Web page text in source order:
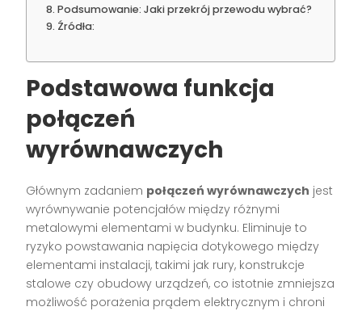
Podsumowanie: Jaki przekrój przewodu wybrać?
Źródła:
Podstawowa funkcja
połączeń
wyrównawczych
Głównym zadaniem połączeń wyrównawczych jest
wyrównywanie potencjałów między różnymi
metalowymi elementami w budynku. Eliminuje to
ryzyko powstawania napięcia dotykowego między
elementami instalacji, takimi jak rury, konstrukcje
stalowe czy obudowy urządzeń, co istotnie zmniejsza
możliwość porażenia prądem elektrycznym i chroni